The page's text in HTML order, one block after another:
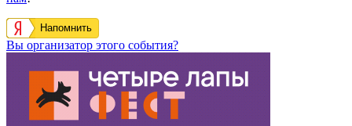
Напомнить
Вы организатор этого события?